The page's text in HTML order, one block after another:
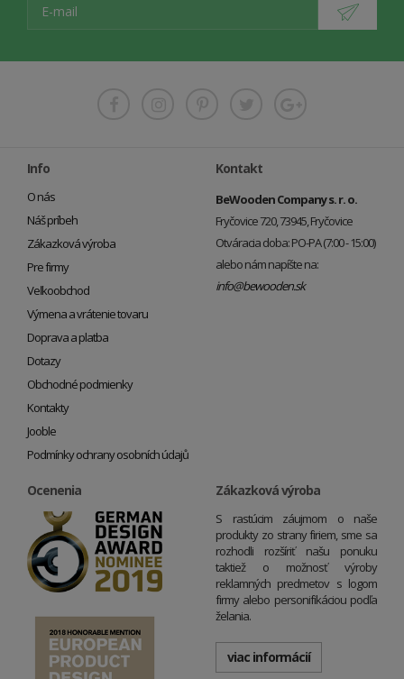
Info
O nás
Náš príbeh
Zákazková výroba
Pre firmy
Veľkoobchod
Výmena a vrátenie tovaru
Doprava a platba
Dotazy
Obchodné podmienky
Kontakty
Jooble
Podmínky ochrany osobních údajů
Kontakt
BeWooden Company s. r. o.
Fryčovice 720, 73945, Fryčovice
Otváracia doba: PO-PA (7:00 - 15:00)
alebo nám napíšte na:
info@bewooden.sk
Ocenenia Zákazková výroba
S rastúcim záujmom o naše
produkty zo strany firiem, sme sa
rozhodli rozšíriť našu ponuku
taktiež o možnosť výroby
reklamných predmetov s logom
firmy alebo personifikáciou podľa
želania.
viac informácií